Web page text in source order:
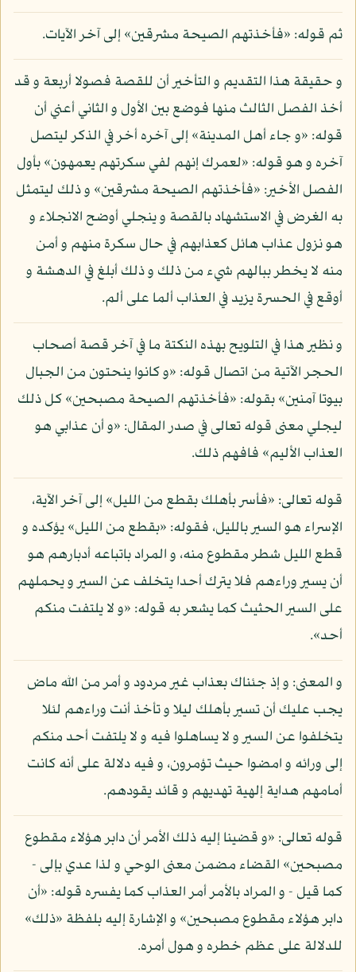
ثم قوله: «فأخذتهم الصيحة مشرقين» إلى آخر الآيات.
و حقيقة هذا التقديم و التأخير أن للقصة فصولا أربعة و قد
أخذ الفصل الثالث منها فوضع بين الأول و الثاني أعني أن
قوله: «و جاء أهل المدينة» إلى آخره أخر في الذكر ليتصل
آخره و هو قوله: «لعمرك إنهم لفي سكرتهم يعمهون» بأول
الفصل الأخير: «فأخذتهم الصيحة مشرقين» و ذلك ليتمثل
به الغرض في الاستشهاد بالقصة و ينجلي أوضح الانجلاء و
هو نزول عذاب هائل كعذابهم في حال سكرة منهم و أمن
منه لا يخطر ببالهم شيء من ذلك و ذلك أبلغ في الدهشة و
أوقع في الحسرة يزيد في العذاب ألما على ألم.
و نظير هذا في التلويح بهذه النكتة ما في آخر قصة أصحاب
الحجر الآتية من اتصال قوله: «و كانوا ينحتون من الجبال
بيوتا آمنين» بقوله: «فأخذتهم الصيحة مصبحين» كل ذلك
ليجلي معنى قوله تعالى في صدر المقال: «و أن عذابي هو
العذاب الأليم» فافهم ذلك.
قوله تعالى: «فأسر بأهلك بقطع من الليل» إلى آخر الآية،
الإسراء هو السير بالليل، فقوله: «بقطع من الليل» يؤكده و
قطع الليل شطر مقطوع منه، و المراد باتباعه أدبارهم هو
أن يسير وراءهم فلا يترك أحدا يتخلف عن السير و يحملهم
على السير الحثيث كما يشعر به قوله: «و لا يلتفت منكم
أحد».
و المعنى: و إذ جئناك بعذاب غير مردود و أمر من الله ماض
يجب عليك أن تسير بأهلك ليلا و تأخذ أنت وراءهم لئلا
يتخلفوا عن السير و لا يساهلوا فيه و لا يلتفت أحد منكم
إلى ورائه و امضوا حيث تؤمرون، و فيه دلالة على أنه كانت
أمامهم هداية إلهية تهديهم و قائد يقودهم.
قوله تعالى: «و قضينا إليه ذلك الأمر أن دابر هؤلاء مقطوع
مصبحين» القضاء مضمن معنى الوحي و لذا عدي بإلى -
كما قيل - و المراد بالأمر أمر العذاب كما يفسره قوله: «أن
دابر هؤلاء مقطوع مصبحين» و الإشارة إليه بلفظة «ذلك»
للدلالة على عظم خطره و هول أمره.